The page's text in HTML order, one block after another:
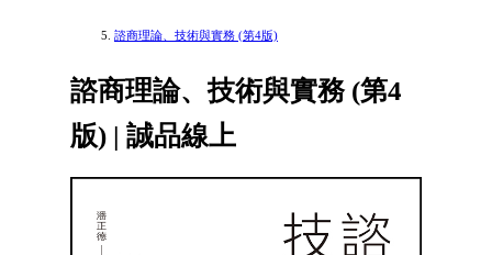
諮商理論、技術與實務 (第4版)
諮商理論、技術與實務 (第4
版) | 誠品線上